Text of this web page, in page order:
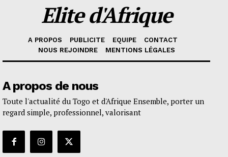
Elite d'Afrique
A PROPOS PUBLICITE EQUIPE
CONTACT
NOUS REJOINDRE
MENTIONS LÉGALES
A propos de nous
Toute l'actualité du Togo et d'Afrique Ensemble, porter un
regard simple, professionnel, valorisant